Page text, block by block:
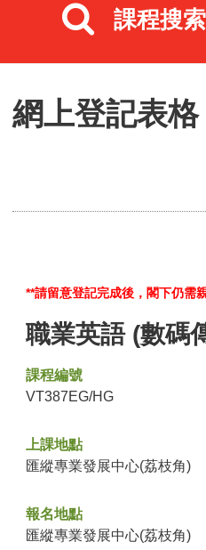
課程搜索
網上登記表格
**請留意登記完成後，閣下仍需
職業英語 (數碼
課程編號
VT387EG/HG
上課地點
匯縱專業發展中心(荔枝角)
報名地點
匯縱專業發展中心(荔枝角)